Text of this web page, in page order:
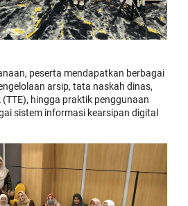
peserta mendapatkan berbagai
arsip, tata naskah dinas,
hingga praktik penggunaan
sistem informasi kearsipan digital